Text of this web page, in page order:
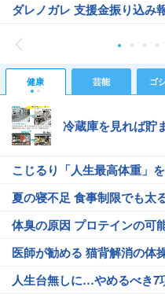
ダレノガレ 支援金振り込み
健康 芸能 ゴ
冷蔵庫を見れば貯
こじるり「人生最高体重」
夏の寝不足 食事制限でも太
体臭の原因 プロテインの可
医師が勧める 猫背解消の体
人生台無しに…やめるべき7